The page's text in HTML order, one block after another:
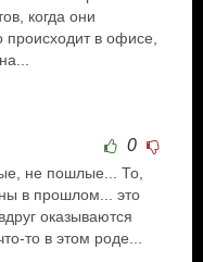
когда они
происходит в офисе,
0
не пошлые... То,
в прошлом... это
оказываются
то в этом роде...